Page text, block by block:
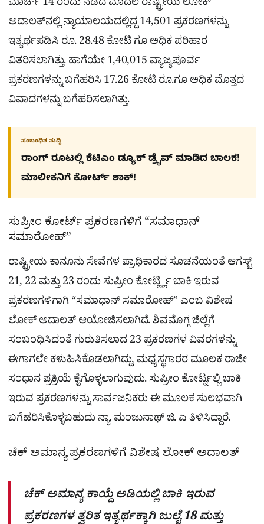
ಮಾರ್ಚ್ 14 ರಂದು ನಡೆದ ಮೊದಲ ರಾಷ್ಟ್ರೀಯ ಲೋಕ್
ಅದಾಲತ್‌ನಲ್ಲಿ ನ್ಯಾಯಾಲಯದಲ್ಲಿದ್ದ 14,501 ಪ್ರಕರಣಗಳನ್ನು
ಇತ್ಯರ್ಥಪಡಿಸಿ ರೂ. 28.48 ಕೋಟಿ ಗೂ ಅಧಿಕ ಪರಿಹಾರ
ವಿತರಿಸಲಾಗಿತ್ತು. ಹಾಗೆಯೇ 1,40,015 ವ್ಯಾಜ್ಯಪೂರ್ವ
ಪ್ರಕರಣಗಳನ್ನು ಬಗೆಹರಿಸಿ 17.26 ಕೋಟಿ ರೂ.ಗೂ ಅಧಿಕ ಮೊತ್ತದ
ವಿವಾದಗಳನ್ನು ಬಗೆಹರಿಸಲಾಗಿತ್ತು.
ಸಂಬಂಧಿತ ಸುದ್ದಿ
ರಾಂಗ್​ ರೂಟಲ್ಲಿ ಕೆಟಿಎಂ ಡ್ಯೂಕ್ ಡ್ರೈವ್ ಮಾಡಿದ ಬಾಲಕ!
ಮಾಲೀಕನಿಗೆ ಕೋರ್ಟ್​ ಶಾಕ್!
ಸುಪ್ರೀಂ ಕೋರ್ಟ್ ಪ್ರಕರಣಗಳಿಗೆ “ಸಮಾಧಾನ್
ಸಮಾರೋಹ್”
ರಾಷ್ಟ್ರೀಯ ಕಾನೂನು ಸೇವೆಗಳ ಪ್ರಾಧಿಕಾರದ ಸೂಚನೆಯಂತೆ ಆಗಸ್ಟ್
21, 22 ಮತ್ತು 23 ರಂದು ಸುಪ್ರೀಂ ಕೋರ್ಟ್ಲ್ಲಿ ಬಾಕಿ ಇರುವ
ಪ್ರಕರಣಗಳಿಗಾಗಿ “ಸಮಾಧಾನ್ ಸಮಾರೋಹ್” ಎಂಬ ವಿಶೇಷ
ಲೋಕ್ ಅದಾಲತ್ ಆಯೋಜಿಸಲಾಗಿದೆ. ಶಿವಮೊಗ್ಗ ಜಿಲ್ಲೆಗೆ
ಸಂಬಂಧಿಸಿದಂತೆ ಗುರುತಿಸಲಾದ 23 ಪ್ರಕರಣಗಳ ವಿವರಗಳನ್ನು
ಈಗಾಗಲೇ ಕಳುಹಿಸಿಕೊಡಲಾಗಿದ್ದು, ಮಧ್ಯಸ್ಥಗಾರರ ಮೂಲಕ ರಾಜೀ
ಸಂಧಾನ ಪ್ರಕ್ರಿಯೆ ಕೈಗೊಳ್ಳಲಾಗುವುದು. ಸುಪ್ರೀಂ ಕೋರ್ಟ್ನಲ್ಲಿ ಬಾಕಿ
ಇರುವ ಪ್ರಕರಣಗಳನ್ನು ಸಾರ್ವಜನಿಕರು ಈ ಮೂಲಕ ಸುಲಭವಾಗಿ
ಬಗೆಹರಿಸಿಕೊಳ್ಳಬಹುದು ನ್ಯಾ. ಮಂಜುನಾಥ್​ ಜಿ. ಎ ತಿಳಿಸಿದ್ದಾರೆ.
ಚೆಕ್ ಅಮಾನ್ಯ ಪ್ರಕರಣಗಳಿಗೆ ವಿಶೇಷ ಲೋಕ್ ಅದಾಲತ್
ಚೆಕ್ ಅಮಾನ್ಯ ಕಾಯ್ದೆ ಅಡಿಯಲ್ಲಿ ಬಾಕಿ ಇರುವ
ಪ್ರಕರಣಗಳ ತ್ವರಿತ ಇತ್ಯರ್ಥಕ್ಕಾಗಿ ಜುಲೈ 18 ಮತ್ತು